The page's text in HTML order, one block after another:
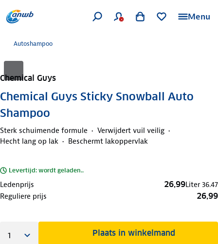
Menu
Autoshampoo
Chemical Guys
Chemical Guys Sticky Snowball Auto
Shampoo
Sterk schuimende formule
Verwijdert vuil veilig
Hecht lang op lak
Beschermt lakoppervlak
Levertijd: wordt geladen..
Ledenprijs 26,99Liter 36.47
Reguliere prijs
26,99
Plaats in winkelmand